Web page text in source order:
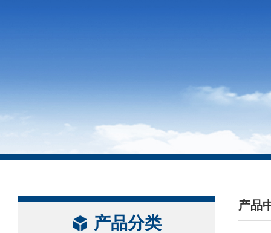
产品分类
产品
/